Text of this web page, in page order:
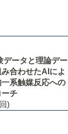
データと理論デー
合わせたAIによ
一系触媒反応への
チ
)